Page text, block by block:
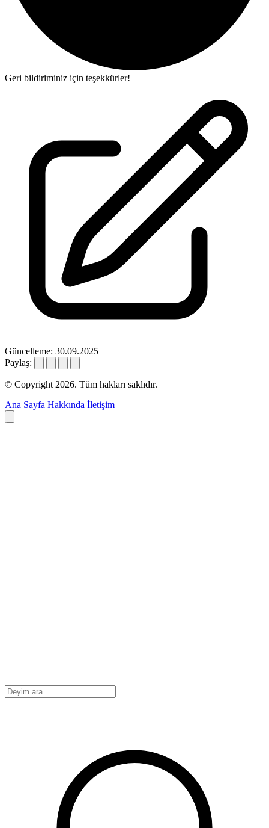
Geri bildiriminiz için teşekkürler!
Güncelleme: 30.09.2025
Paylaş:
© Copyright 2026. Tüm hakları saklıdır.
Ana Sayfa Hakkında İletişim